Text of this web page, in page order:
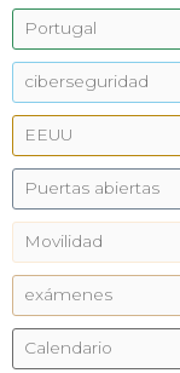
Portugal
ciberseguridad
EEUU
Puertas abiertas
Movilidad
exámenes
Calendario